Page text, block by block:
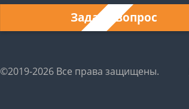
Задать вопрос
©2019-2026 Все права защищены.